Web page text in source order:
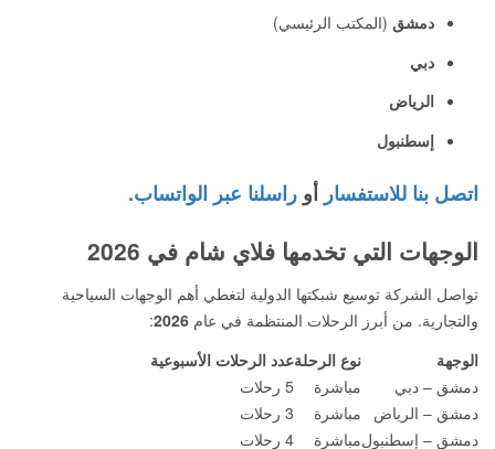
دمشق (المكتب الرئيسي)
دبي
الرياض
إسطنبول
اتصل بنا للاستفسار أو راسلنا عبر الواتساب.
الوجهات التي تخدمها فلاي شام في 2026
تواصل الشركة توسيع شبكتها الدولية لتغطي أهم الوجهات السياحية
والتجارية. من أبرز الرحلات المنتظمة في عام 2026
:
الوجهة
نوع الرحلةعدد الرحلات الأسبوعية
دمشق – دبي
مباشرة
5 رحلات
دمشق – الرياض
مباشرة
3 رحلات
دمشق – إسطنبولمباشرة 4 رحلات